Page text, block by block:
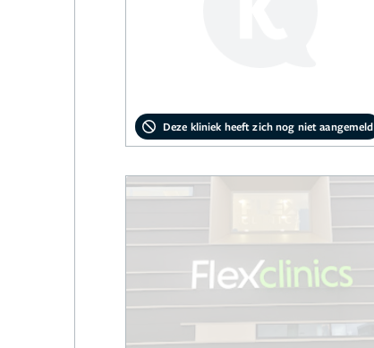
Deze kliniek heeft zich nog niet aangemeld